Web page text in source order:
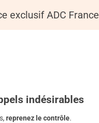
exclusif ADC France
indésirables
reprenez le contrôle.